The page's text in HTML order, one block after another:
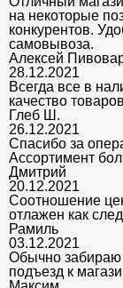
на некоторые
конкурентов.
самовывоза.
Алексей
28.12.2021
Всегда все в
качество
Глеб Ш.
26.12.2021
Спасибо за
Ассортимент
Дмитрий
20.12.2021
Соотношение
отлажен как
Рамиль
03.12.2021
Обычно забираю
подъезд к